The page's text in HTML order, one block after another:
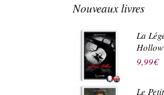
Nouveaux livres
La
Hollow
9,99€
Le